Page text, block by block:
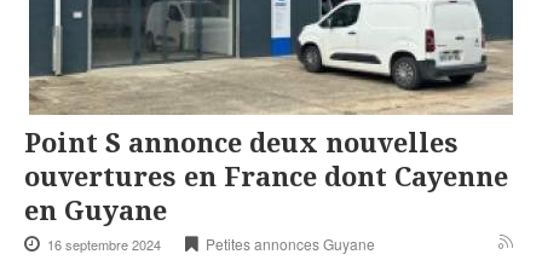
Point S annonce deux nouvelles
ouvertures en France dont Cayenne
en Guyane
16 septembre 2024 Petites annonces Guyane